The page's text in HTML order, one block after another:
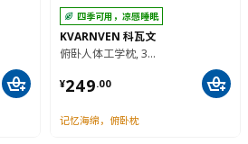
四季可用，凉感睡眠
KVARNVEN 科瓦文
俯卧人体工学枕, 39x69 厘米
¥249.00
¥ 249.00
记忆海绵，俯卧枕